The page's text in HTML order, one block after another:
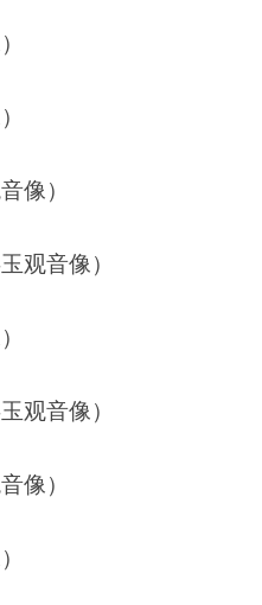
像）
观音像）
观音像）
像）